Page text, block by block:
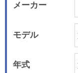
メーカー
モデル
年式